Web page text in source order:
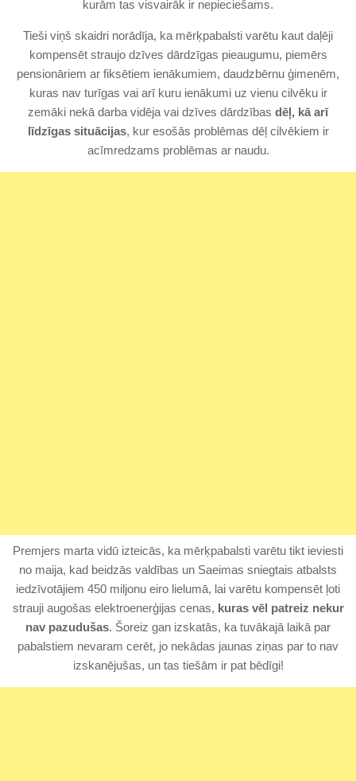
kurām tas visvairāk ir nepieciešams.
Tieši viņš skaidri norādīja, ka mērķpabalsti varētu kaut daļēji
kompensēt straujo dzīves dārdzīgas pieaugumu, piemērs
pensionāriem ar fiksētiem ienākumiem, daudzbērnu ģimenēm,
kuras nav turīgas vai arī kuru ienākumi uz vienu cilvēku ir
zemāki nekā darba vidēja vai dzīves dārdzības dēļ, kā arī
līdzīgas situācijas, kur esošās problēmas dēļ cilvēkiem ir
acīmredzams problēmas ar naudu.
Premjers marta vidū izteicās, ka mērķpabalsti varētu tikt ieviesti
no maija, kad beidzās valdības un Saeimas sniegtais atbalsts
iedzīvotājiem 450 miljonu eiro lielumā, lai varētu kompensēt ļoti
strauji augošas elektroenerģijas cenas, kuras vēl patreiz nekur
nav pazudušas. Šoreiz gan izskatās, ka tuvākajā laikā par
pabalstiem nevaram cerēt, jo nekādas jaunas ziņas par to nav
izskanējušas, un tas tiešām ir pat bēdīgi!